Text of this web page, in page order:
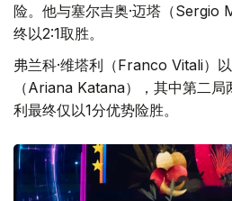
险。他与塞尔吉奥·迈塔（Sergio
终以2:1取胜。
弗兰科·维塔利（Franco Vitali）
（Ariana Katana），其中第二
利最终仅以1分优势险胜。